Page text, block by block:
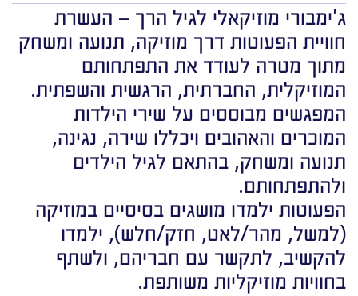
ג'ימבורי מוזיקאלי לגיל הרך – העשרת
חוויית הפעוטות דרך מוזיקה, תנועה ומשחק
מתוך מטרה לעודד את התפתחותם
המוזיקלית, החברתית, הרגשית והשפתית.
המפגשים מבוססים על שירי הילדות
המוכרים והאהובים ויכללו שירה, נגינה,
תנועה ומשחק, בהתאם לגיל הילדים
ולהתפתחותם.
הפעוטות ילמדו מושגים בסיסיים במוזיקה
(למשל, מהר/לאט, חזק/חלש), ילמדו
להקשיב, לתקשר עם חבריהם, ולשתף
בחוויות מוזיקליות משותפת.